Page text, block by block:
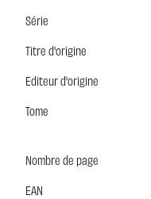
Série
Titre d'origine
Editeur d'origine
Tome
Nombre de page
EAN